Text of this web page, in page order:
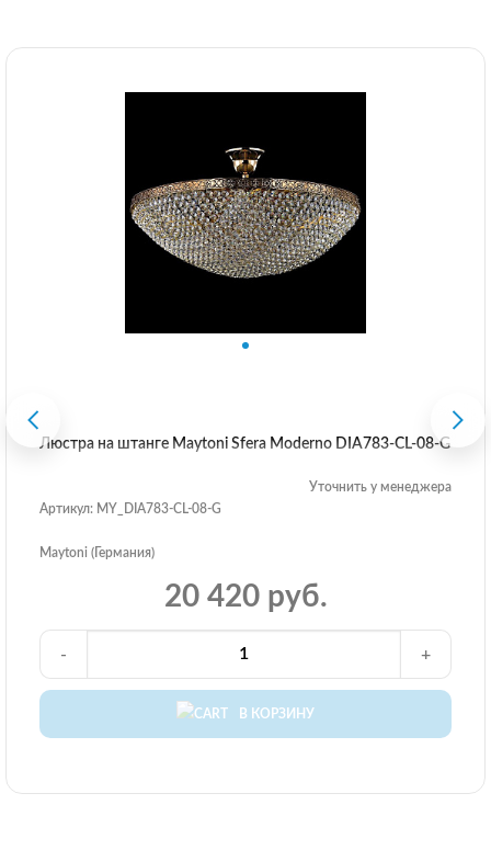
Люстра на штанге Maytoni Sfera Moderno DIA783-CL-08-G
Уточнить у менеджера
Артикул: MY_DIA783-CL-08-G
Maytoni (Германия)
20 420 руб.
В КОРЗИНУ
- +